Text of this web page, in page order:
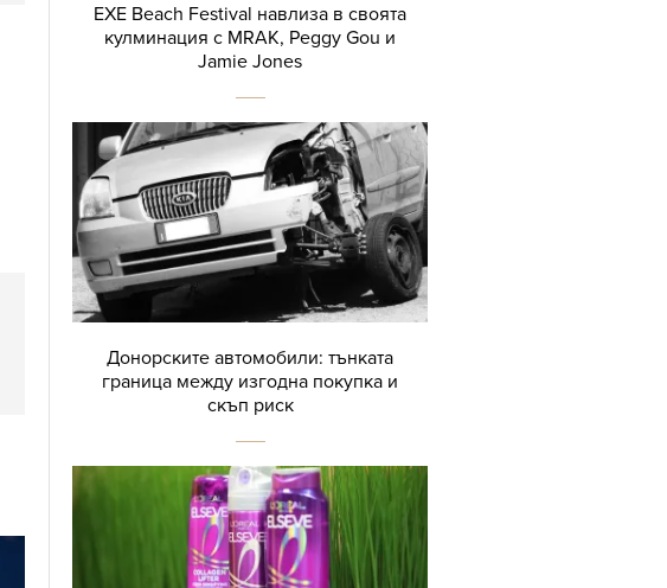
EXE Beach Festival навлиза в своята
кулминация с MRAK, Peggy Gou и
Jamie Jones
Донорските автомобили: тънката
граница между изгодна покупка и
скъп риск